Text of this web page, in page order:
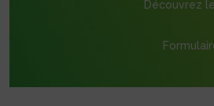
Découvrez